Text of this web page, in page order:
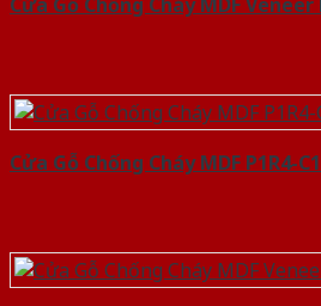
Cửa Gỗ Chống Cháy MDF P1R4-